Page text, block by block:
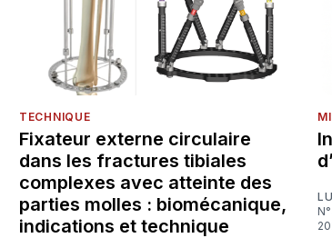
TECHNIQUE
Fixateur externe circulaire
dans les fractures tibiales
complexes avec atteinte des
parties molles : biomécanique,
indications et technique
N°355 - Juin / Juillet